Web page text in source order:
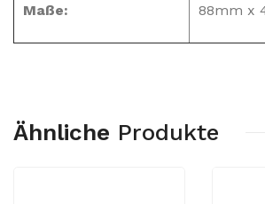
Maße: 88mm x
Ähnliche Produkte